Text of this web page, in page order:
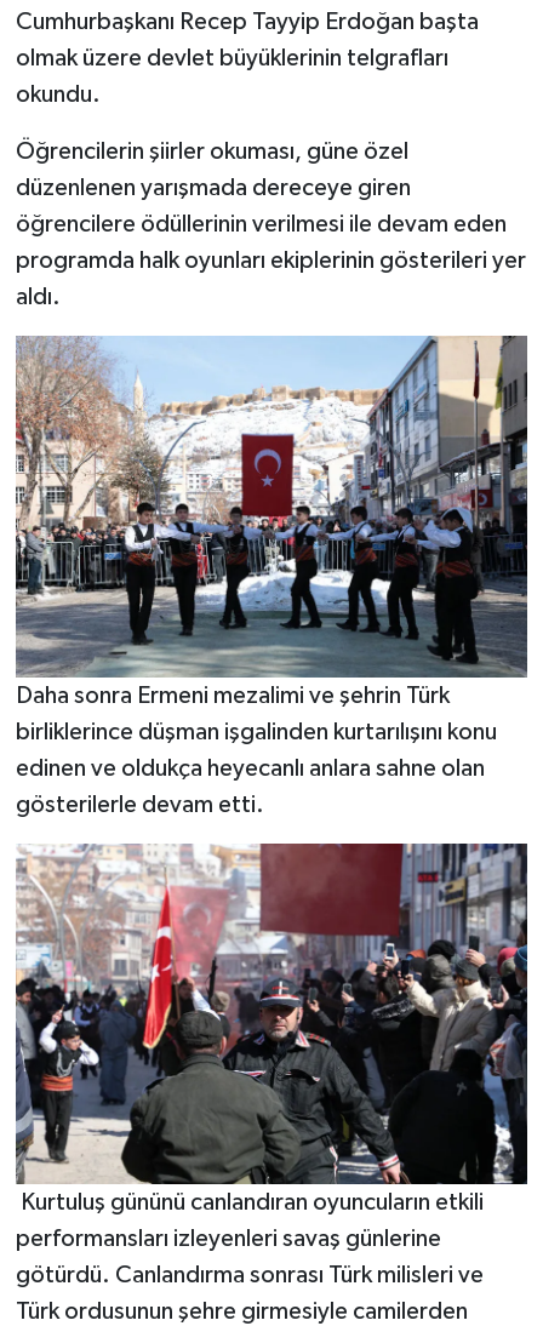
Cumhurbaşkanı Recep Tayyip Erdoğan başta
olmak üzere devlet büyüklerinin telgrafları
okundu.
Öğrencilerin şiirler okuması, güne özel
düzenlenen yarışmada dereceye giren
öğrencilere ödüllerinin verilmesi ile devam eden
programda halk oyunları ekiplerinin gösterileri yer
aldı.
Daha sonra Ermeni mezalimi ve şehrin Türk
birliklerince düşman işgalinden kurtarılışını konu
edinen ve oldukça heyecanlı anlara sahne olan
gösterilerle devam etti.
Kurtuluş gününü canlandıran oyuncuların etkili
performansları izleyenleri savaş günlerine
götürdü. Canlandırma sonrası Türk milisleri ve
Türk ordusunun şehre girmesiyle camilerden